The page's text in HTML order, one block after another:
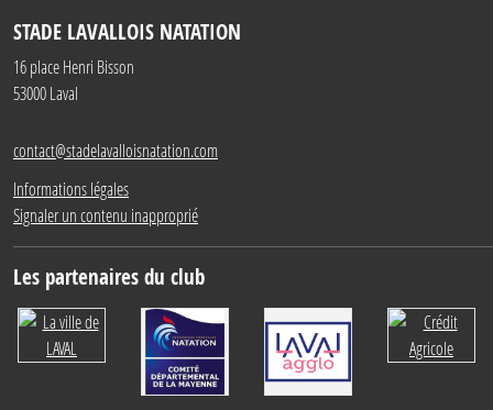
STADE LAVALLOIS NATATION
16 place Henri Bisson
53000Laval
contact@stadelavalloisnatation.com
Informations légales
Signaler un contenu inapproprié
Les partenaires du club